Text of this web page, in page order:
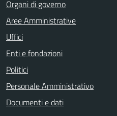
Organi di governo
Aree Amministrative
Uffici
Enti e fondazioni
Politici
Personale Amministrativo
Documenti e dati